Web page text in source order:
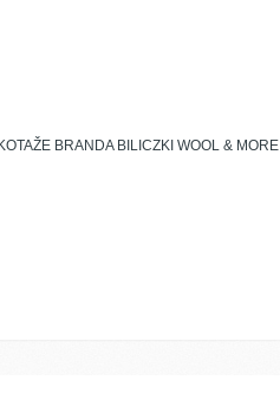
BRANDA BILICZKI WOOL & MORE